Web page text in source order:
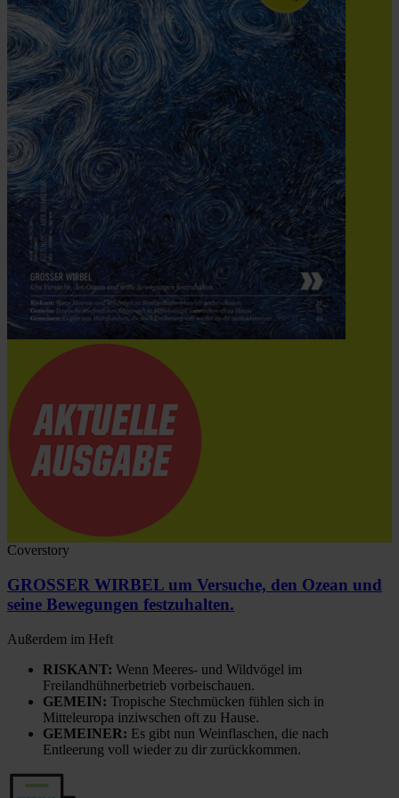
Coverstory
GROSSER WIRBEL um Versuche, den Ozean und
seine Bewegungen festzuhalten.
Außerdem im Heft
RISKANT: Wenn Meeres- und Wildvögel im
Freilandhühnerbetrieb vorbeischauen.
GEMEIN: Tropische Stechmücken fühlen sich in
Mitteleuropa inziwschen oft zu Hause.
GEMEINER: Es gibt nun Weinflaschen, die nach
Entleerung voll wieder zu dir zurückkommen.